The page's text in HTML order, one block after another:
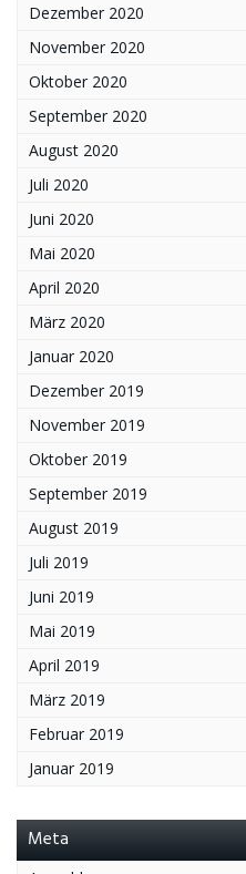
Dezember 2020
November 2020
Oktober 2020
September 2020
August 2020
Juli 2020
Juni 2020
Mai 2020
April 2020
März 2020
Januar 2020
Dezember 2019
November 2019
Oktober 2019
September 2019
August 2019
Juli 2019
Juni 2019
Mai 2019
April 2019
März 2019
Februar 2019
Januar 2019
Meta